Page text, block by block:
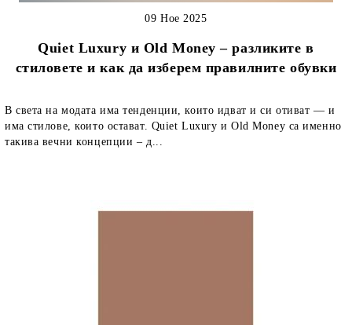
Quiet Luxury и Old Money – разликите в
стиловете и как да изберем правилните обувки
09 Ное 2025
В света на модата има тенденции, които идват и си отиват — и
има стилове, които остават. Quiet Luxury и Old Money са именно
такива вечни концепции – д...